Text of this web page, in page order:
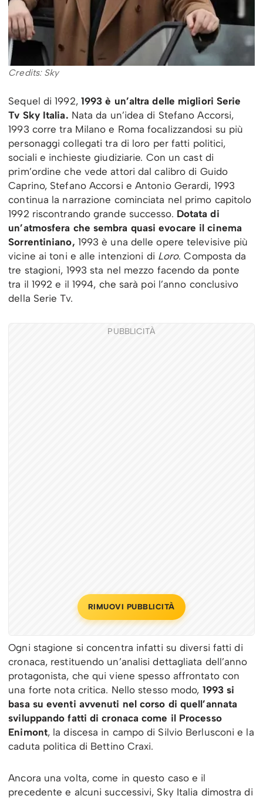
Credits: Sky
Sequel di 1992,1993 è un’altra delle migliori Serie
Tv Sky Italia. Nata da un’idea di Stefano Accorsi,
1993 corre tra Milano e Roma focalizzandosi su più
personaggi collegati tra di loro per fatti politici,
sociali e inchieste giudiziarie. Con un cast di
prim’ordine che vede attori dal calibro di Guido
Caprino, Stefano Accorsi e Antonio Gerardi, 1993
continua la narrazione cominciata nel primo capitolo
1992 riscontrando grande successo. Dotata di
un’atmosfera che sembra quasi evocare il cinema
Sorrentiniano, 1993 è una delle opere televisive più
vicine ai toni e alle intenzioni di Loro. Composta da
tre stagioni, 1993 sta nel mezzo facendo da ponte
tra il 1992 e il 1994, che sarà poi l’anno conclusivo
della Serie Tv.
PUBBLICITÀ
RIMUOVI PUBBLICITÀ
Ogni stagione si concentra infatti su diversi fatti di
cronaca, restituendo un’analisi dettagliata dell’anno
protagonista, che qui viene spesso affrontato con
una forte nota critica. Nello stesso modo, 1993 si
basa su eventi avvenuti nel corso di quell’annata
sviluppando fatti di cronaca come il Processo
Enimont, la discesa in campo di Silvio Berlusconi e la
caduta politica di Bettino Craxi.
Ancora una volta, come in questo caso e il
precedente e alcuni successivi, Sky Italia dimostra di